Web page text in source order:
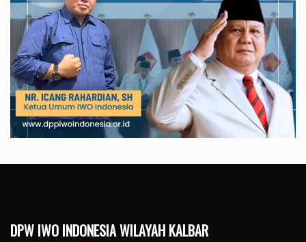
DPW IWO INDONESIA WILAYAH KALBAR